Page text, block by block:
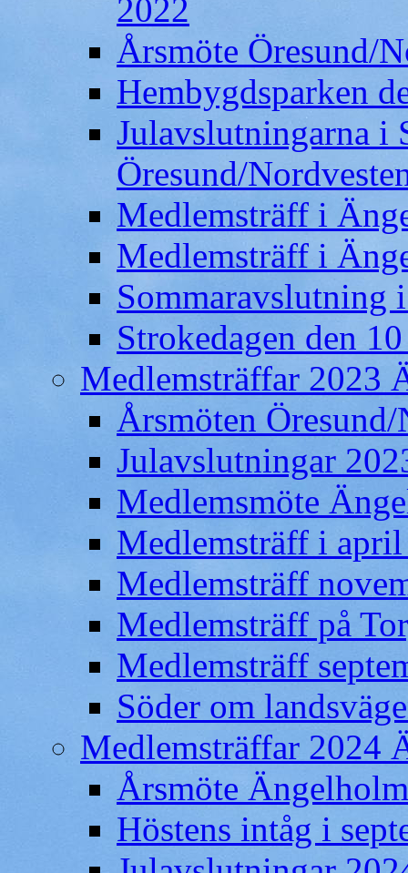
2022
Årsmöte Öresund/
Hembygdsparken
Julavslutningarna i
Öresund/
Medlemsträff i
Medlemsträff i
Sommaravslutning
Strokedagen den
Medlemsträffar 2023
Årsmöten
Julavslutningar
Medlemsmöte
Medlemsträff i
Medlemsträff
Medlemsträff på
Medlemsträff
Söder om
Medlemsträffar 2024
Årsmöte
Höstens intåg i